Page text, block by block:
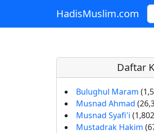
Skip to main contentHadisMuslim.com
Daftar
Bulughul Maram
Musnad Ahmad
Musnad Syafi'i
Mustadrak Hakim